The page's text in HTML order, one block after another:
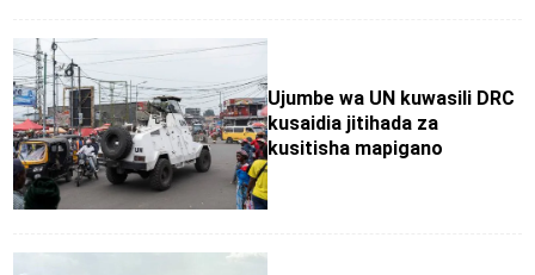
Ujumbe wa UN kuwasili DRC
kusaidia jitihada za
kusitisha mapigano